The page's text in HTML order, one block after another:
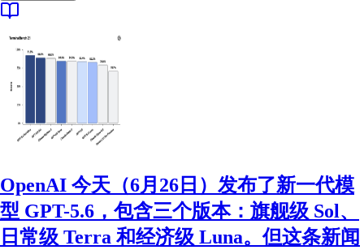
OpenAI 今天（6月26日）发布了新一代模
型 GPT-5.6，包含三个版本：旗舰级 Sol、
日常级 Terra 和经济级 Luna。但这条新闻